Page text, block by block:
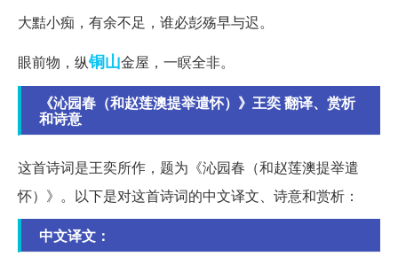
大黠小痴，有余不足，谁必彭殇早与迟。
眼前物，纵铜山金屋，一瞑全非。
《沁园春（和赵莲澳提举遣怀）》王奕 翻译、赏析
和诗意
这首诗词是王奕所作，题为《沁园春（和赵莲澳提举遣
怀）》。以下是对这首诗词的中文译文、诗意和赏析：
中文译文：